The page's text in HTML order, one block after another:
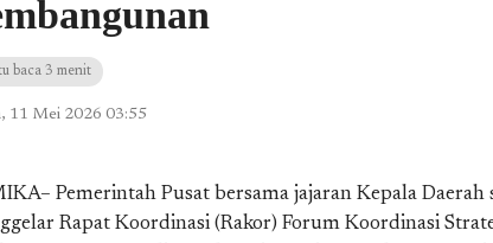
baca 3 menit
11 Mei 2026 03:55
Pemerintah Pusat bersama jajaran Kepala Daerah
Rapat Koordinasi (Rakor) Forum Koordinasi